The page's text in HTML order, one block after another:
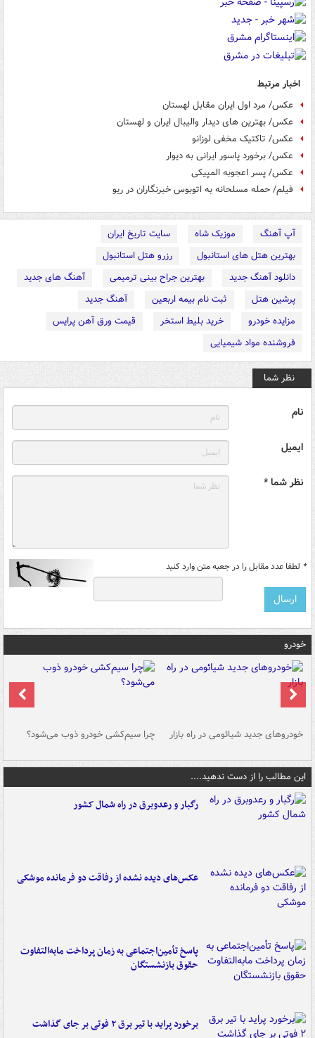
اخبار مرتبط
عکس/ مرد اول ایران مقابل لهستان
عکس/ بهترین های دیدار والیبال ایران و لهستان
عکس/ تاکتیک مخفی لوزانو
عکس/ برخورد پاسور ایرانی به دیوار
عکس/ پسر اعجوبه المپیکی
فیلم/ حمله مسلحانه به اتوبوس خبرنگاران در ریو
آپ آهنگ موزیک شاه
سایت تاریخ ایران
بهترین هتل های استانبول
رزرو هتل استانبول
دانلود آهنگ جدید
بهترین جراح بینی ترمیمی
آهنگ های جدید
پرشین هتل
ثبت نام بیمه اربعین
آهنگ جدید
مزایده خودرو
خرید بلیط استخر
قیمت ورق آهن پرایس
فروشنده مواد شیمیایی
نظر شما
نام
ایمیل
نظر شما *
* لطفا عدد مقابل را در جعبه متن وارد کنید
خودرو
خودروهای جدید شیائومی در راه بازار چرا سیم‌کشی خودرو ذوب می‌شود؟
این مطالب را از دست ندهید....
رگبار و رعدوبرق در راه شمال کشور
عکس‌های دیده نشده از رفاقت دو فرمانده‌ موشکی
پاسخ تأمین‌اجتماعی به زمان پرداخت مابه‌التفاوت
حقوق بازنشستگان
برخورد پراید با تیر برق ۲ فوتی بر جای گذاشت